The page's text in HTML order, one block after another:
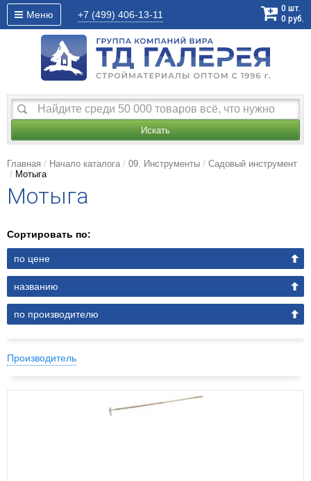
Меню +7 (499) 406-13-11
0 шт.
0 руб.
Искать
Главная Начало каталога 09. Инструменты
Садовый инструмент
Мотыга
Мотыга
Сортировать по:
по цене
названию
по производителю
Производитель